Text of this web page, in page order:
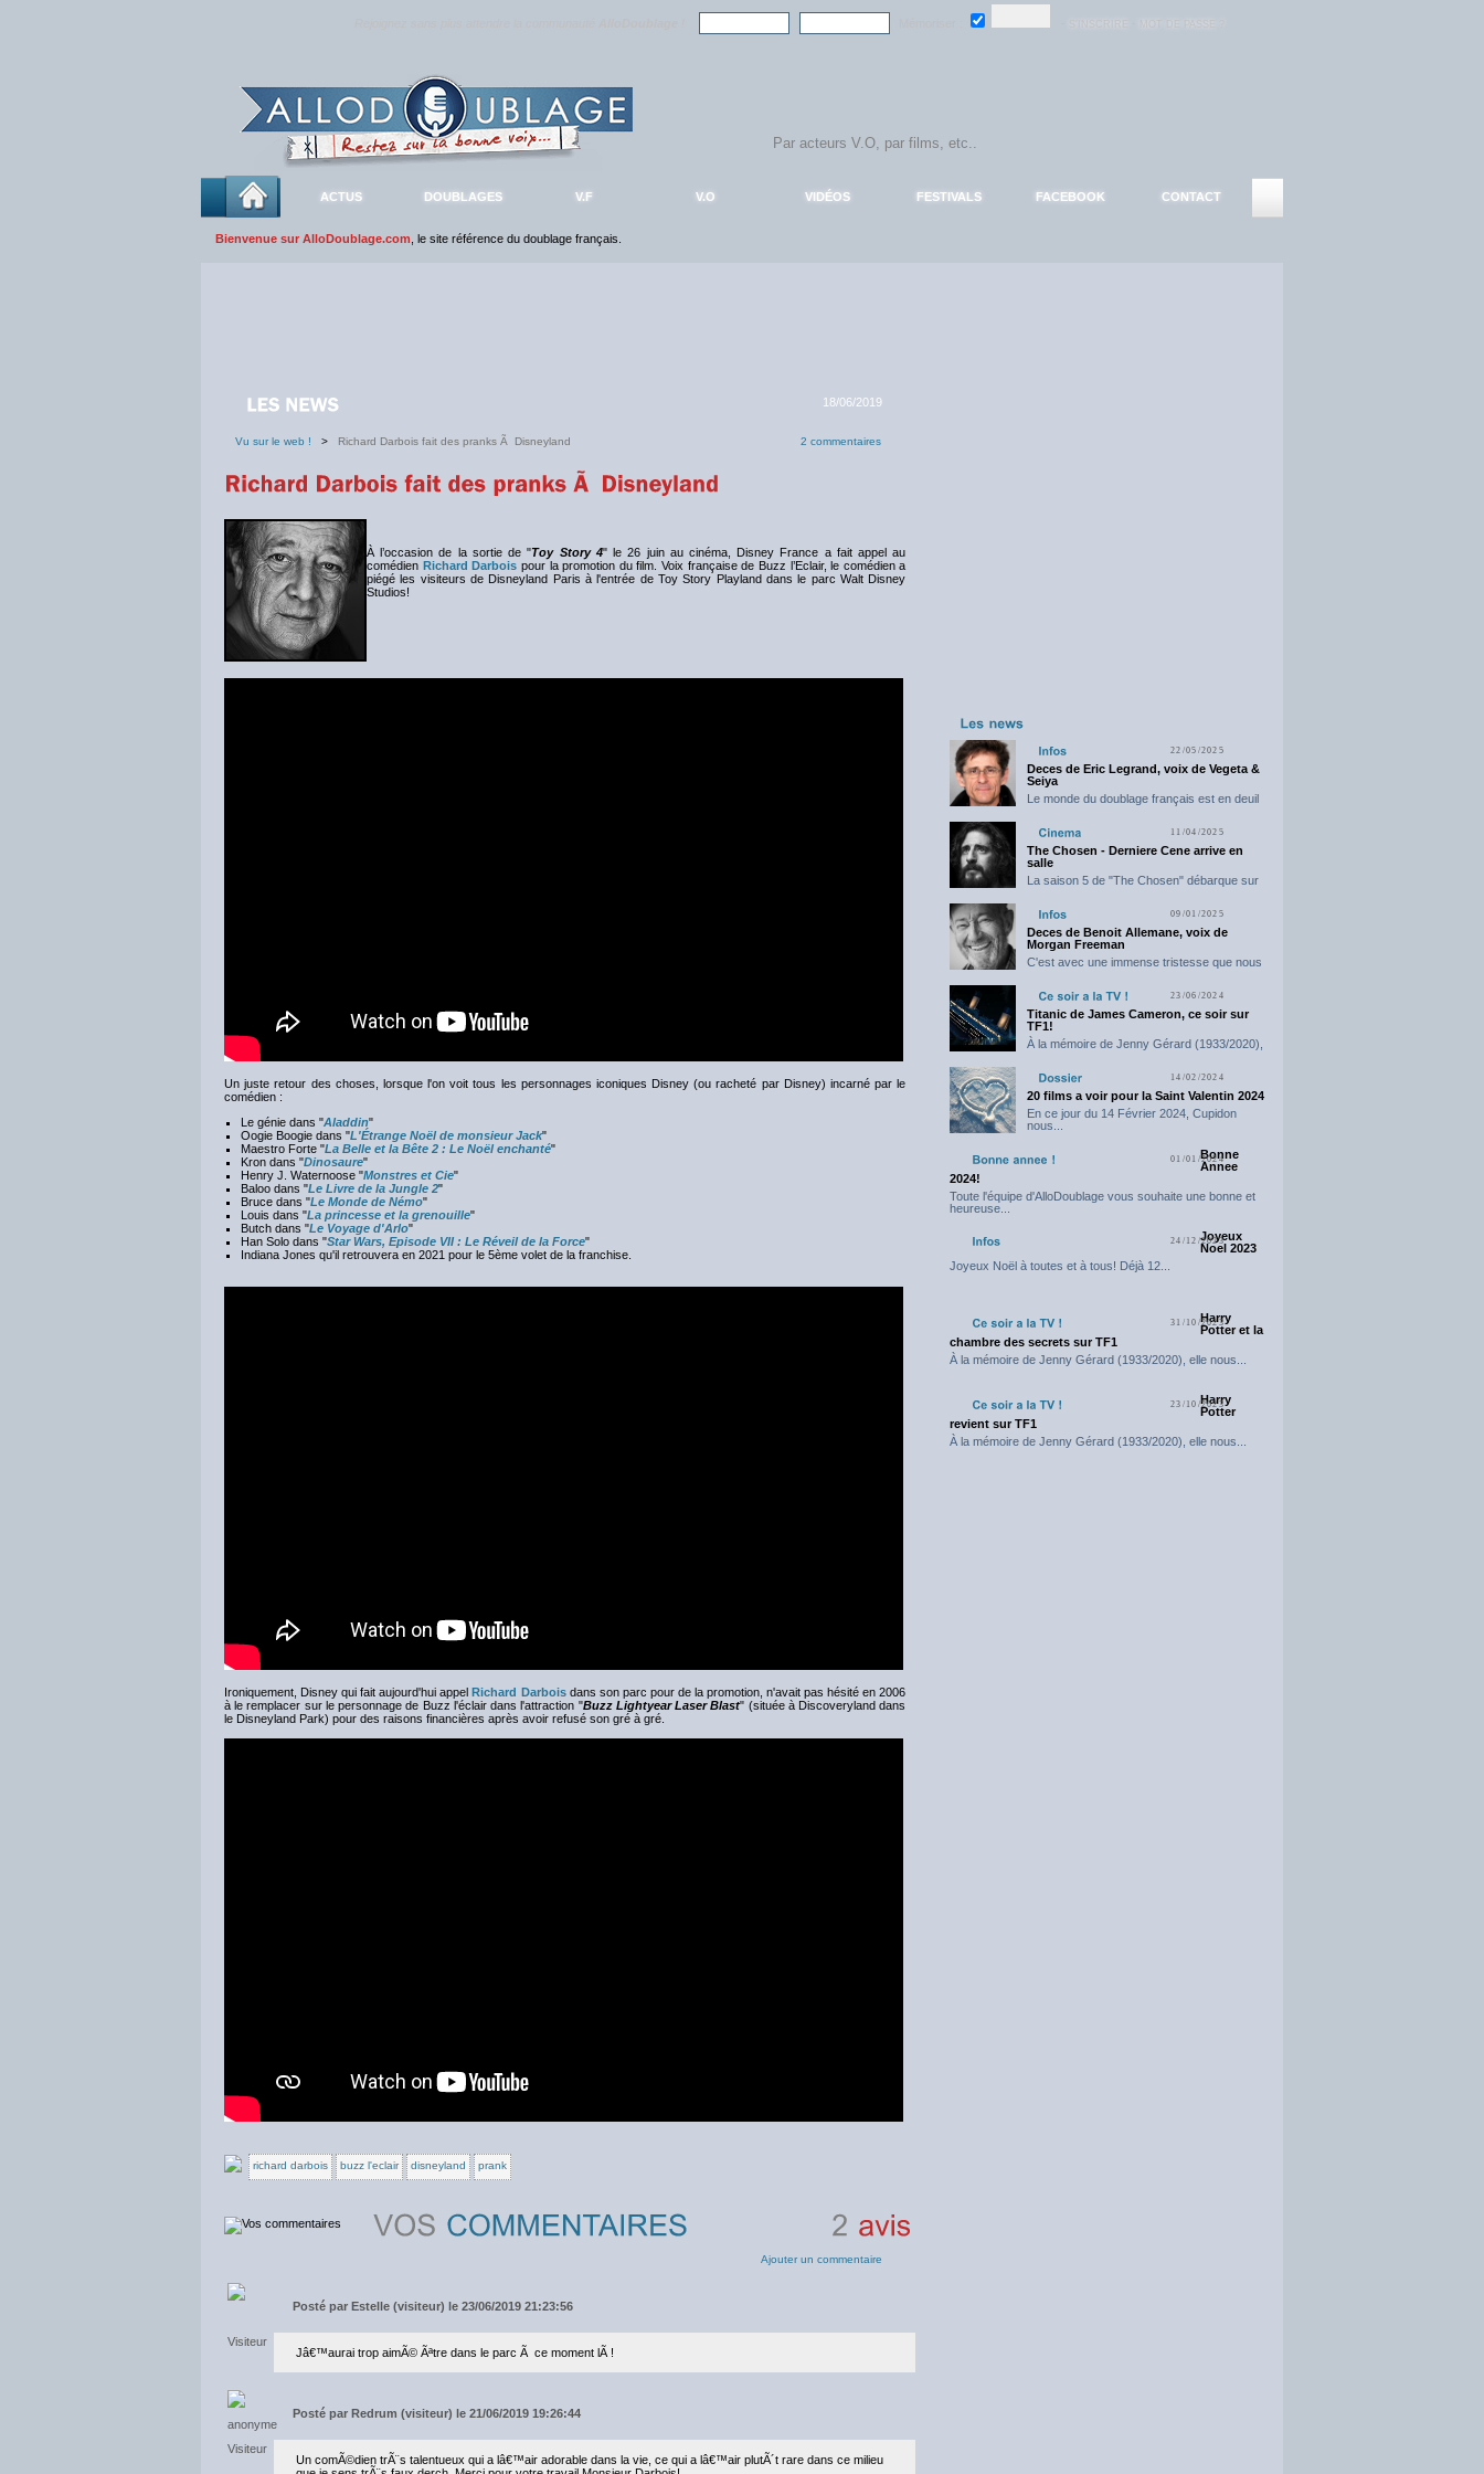
ACTUS DOUBLAGES V.F V.O VIDÉOS FESTIVALS FACEBOOK CONTACT
Bienvenue sur AlloDoublage.com , le site référence du doublage français.
18/06/2019
Vu sur le web ! > Richard Darbois fait des pranks Ã Disneyland 2 commentaires
À l’occasion de la sortie de "Toy Story 4" le 26 juin au cinéma, Disney France a fait appel au
comédien Richard Darbois pour la promotion du film. Voix française de Buzz l’Eclair, le comédien a
piégé les visiteurs de Disneyland Paris à l'entrée de Toy Story Playland dans le parc Walt Disney
Studios!
Un juste retour des choses, lorsque l'on voit tous les personnages iconiques Disney (ou racheté par Disney) incarné par le
comédien :
Le génie dans "Aladdin"
Oogie Boogie dans "L'Étrange Noël de monsieur Jack"
Maestro Forte "La Belle et la Bête 2 : Le Noël enchanté"
Kron dans "Dinosaure"
Henry J. Waternoose "Monstres et Cie"
Baloo dans "Le Livre de la Jungle 2"
Bruce dans "Le Monde de Némo"
Louis dans "La princesse et la grenouille"
Butch dans "Le Voyage d'Arlo"
Han Solo dans "Star Wars, Episode VII : Le Réveil de la Force"
Indiana Jones qu'il retrouvera en 2021 pour le 5ème volet de la franchise.
Ironiquement, Disney qui fait aujourd'hui appelRichard Darboisdans son parc pour de la promotion, n'avait pas hésité en 2006
à le remplacer sur le personnage de Buzz l'éclair dans l'attraction "Buzz Lightyear Laser Blast" (située à Discoveryland dans
le Disneyland Park) pour des raisons financières après avoir refusé son gré à gré.
richard darbois buzz l'eclair disneyland prank
Ajouter un commentaire
Posté par Estelle (visiteur) le 23/06/2019 21:23:56
Jâ€™aurai trop aimÃ© Ãªtre dans le parc Ã ce moment lÃ !
Posté par Redrum (visiteur) le 21/06/2019 19:26:44
Un comÃ©dien trÃ¨s talentueux qui a lâ€™air adorable dans la vie, ce qui a lâ€™air plutÃ´t rare dans ce milieu
22/05/2025
Deces de Eric Legrand, voix de Vegeta &
Seiya
Le monde du doublage français est en deuil
11/04/2025
The Chosen - Derniere Cene arrive en
salle
La saison 5 de "The Chosen" débarque sur
09/01/2025
Deces de Benoit Allemane, voix de
Morgan Freeman
C'est avec une immense tristesse que nous
23/06/2024
Titanic de James Cameron, ce soir sur
TF1!
À la mémoire de Jenny Gérard (1933/2020),
14/02/2024
20 films a voir pour la Saint Valentin 2024
En ce jour du 14 Février 2024, Cupidon
nous...
01/01/2024
Bonne
Annee
2024!
Toute l'équipe d'AlloDoublage vous souhaite une bonne et
heureuse...
24/12/2023
Joyeux
Noel 2023
Joyeux Noël à toutes et à tous! Déjà 12...
31/10/2023
Harry
Potter et la
chambre des secrets sur TF1
À la mémoire de Jenny Gérard (1933/2020), elle nous...
23/10/2023
Harry
Potter
revient sur TF1
À la mémoire de Jenny Gérard (1933/2020), elle nous...